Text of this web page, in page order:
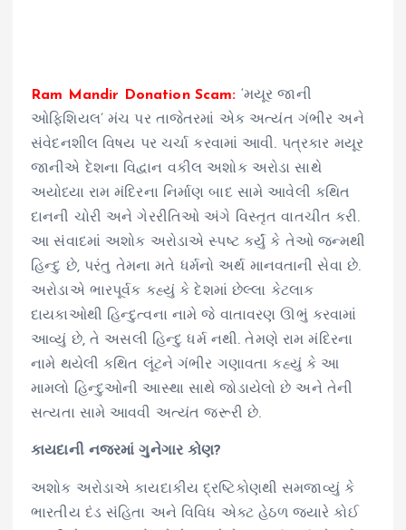
Ram Mandir Donation Scam: ‘મયૂર જાની
ઓફિશિયલ’ મંચ પર તાજેતરમાં એક અત્યંત ગંભીર અને
સંવેદનશીલ વિષય પર ચર્ચા કરવામાં આવી. પત્રકાર મયૂર
જાનીએ દેશના વિદ્વાન વકીલ અશોક અરોડા સાથે
અયોધ્યા રામ મંદિરના નિર્માણ બાદ સામે આવેલી કથિત
દાનની ચોરી અને ગેરરીતિઓ અંગે વિસ્તૃત વાતચીત કરી.
આ સંવાદમાં અશોક અરોડાએ સ્પષ્ટ કર્યું કે તેઓ જન્મથી
હિન્દુ છે, પરંતુ તેમના મતે ધર્મનો અર્થ માનવતાની સેવા છે.
અરોડાએ ભારપૂર્વક કહ્યું કે દેશમાં છેલ્લા કેટલાક
દાયકાઓથી હિન્દુત્વના નામે જે વાતાવરણ ઊભું કરવામાં
આવ્યું છે, તે અસલી હિન્દુ ધર્મ નથી. તેમણે રામ મંદિરના
નામે થયેલી કથિત લૂંટને ગંભીર ગણાવતા કહ્યું કે આ
મામલો હિન્દુઓની આસ્થા સાથે જોડાયેલો છે અને તેની
સત્યતા સામે આવવી અત્યંત જરૂરી છે.
કાયદાની નજરમાં ગુનેગાર કોણ?
અશોક અરોડાએ કાયદાકીય દ્રષ્ટિકોણથી સમજાવ્યું કે
ભારતીય દંડ સંહિતા અને વિવિધ એક્ટ હેઠળ જ્યારે કોઈ